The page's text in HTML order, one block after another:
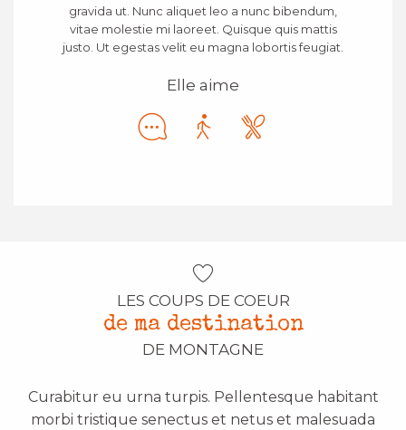
gravida ut. Nunc aliquet leo a nunc bibendum,
vitae molestie mi laoreet. Quisque quis mattis
justo. Ut egestas velit eu magna lobortis feugiat.
Elle aime
LES COUPS DE COEUR
de ma destination
DE MONTAGNE
Curabitur eu urna turpis. Pellentesque habitant
morbi tristique senectus et netus et malesuada